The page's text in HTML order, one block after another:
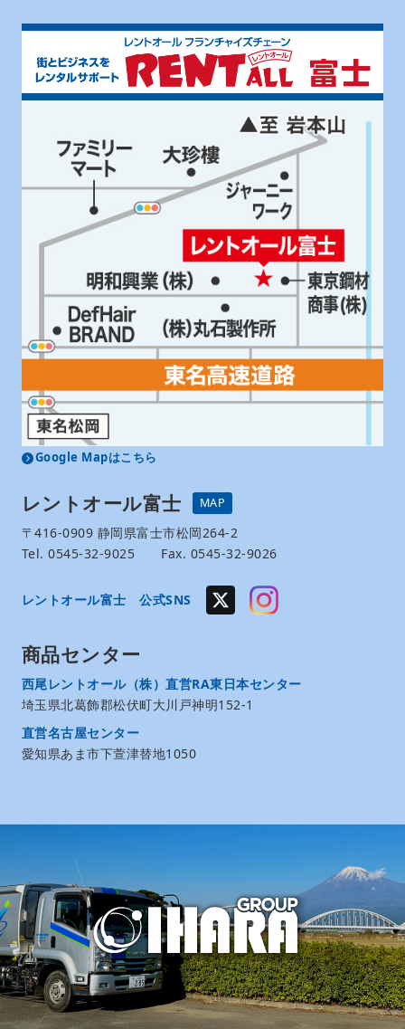
Google Mapはこちら
レントオール富士 MAP
〒416-0909 静岡県富士市松岡264-2
Tel. 0545-32-9025 Fax. 0545-32-9026
レントオール富士 公式SNS
商品センター
西尾レントオール（株）直営RA東日本センター
埼玉県北葛飾郡松伏町大川戸神明152-1
直営名古屋センター
愛知県あま市下萱津替地1050